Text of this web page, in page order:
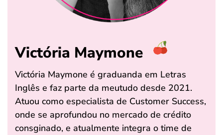
Victória Maymone
Victória Maymone é graduanda em Letras
Inglês e faz parte da meutudo desde 2021.
Atuou como especialista de Customer Success,
onde se aprofundou no mercado de crédito
consginado, e atualmente integra o time de